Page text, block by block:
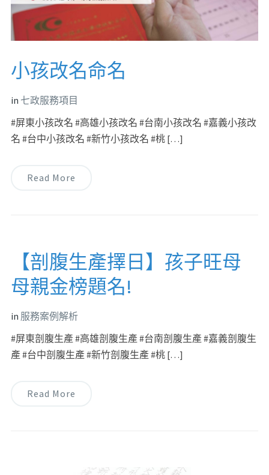
小孩改名命名
in 七政服務項目
#屏東小孩改名 #高雄小孩改名 #台南小孩改名 #嘉義小孩改
名 #台中小孩改名 #新竹小孩改名 #桃 […]
Read More
【剖腹生產擇日】孩子旺母
母親金榜題名!
in 服務案例解析
#屏東剖腹生產 #高雄剖腹生產 #台南剖腹生產 #嘉義剖腹生
產 #台中剖腹生產 #新竹剖腹生產 #桃 […]
Read More